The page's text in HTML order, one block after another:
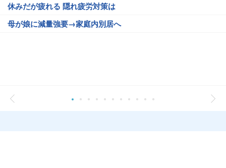
休みだが疲れる 隠れ疲労対策は
母が娘に減量強要→家庭内別居へ